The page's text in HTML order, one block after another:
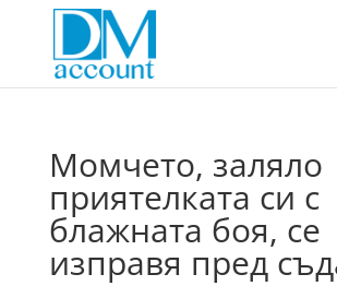
Момчето, заляло
приятелката си с
блажната боя, се
изправя пред